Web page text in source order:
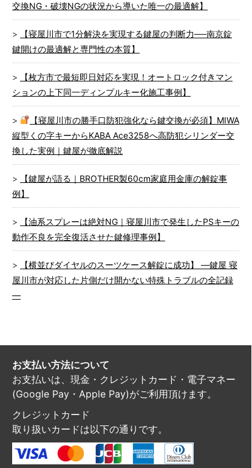
交換NG・破壊NGの状況から導いた唯一の最適解】
【寝屋川市で1分解決を実現する鍵屋の判断力──南京錠
鍵開けの最適解と専門性の本質】
【枚方市で最短即日対応を実現！オートロック付きマン
ションの上下同一ディンプルキー化施工事例】
【寝屋川市の勝手口防犯強化なら鍵交換が必須】MIWA
縦型くの字キーからKABA Ace3258へ高防犯シリンダー交
換した実例｜鍵屋が徹底解説
【鍵屋が語る｜BROTHER製60cm家庭用金庫の解錠事
例】
【油系スプレーは絶対NG｜寝屋川市で発生したPSキーの
動作不良を完全復活させた鍵修理事例】
【横並びダイヤルのスーツケース解錠に成功】 ―鍵屋 寝
屋川市が対応した片側だけ開かない特殊トラブルの全記録
―
お支払い方法について
お支払いは、現金・クレジットカード・電子マネー
(Google Pay・Apple Pay)がご利用頂けます。
クレジットカード
取り扱いカードは以下の通りです。